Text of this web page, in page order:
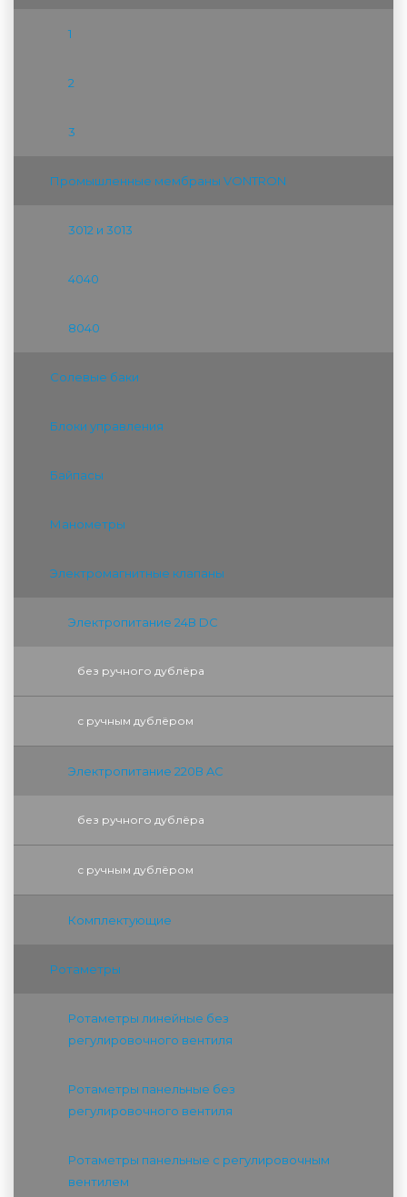
1
2
3
Промышленные мембраны VONTRON
3012 и 3013
4040
8040
Солевые баки
Блоки управления
Байпасы
Манометры
Электромагнитные клапаны
Электропитание 24В DC
без ручного дублёра
с ручным дублёром
Электропитание 220В AC
без ручного дублёра
с ручным дублёром
Комплектующие
Ротаметры
Ротаметры линейные без
регулировочного вентиля
Ротаметры панельные без
регулировочного вентиля
Ротаметры панельные с регулировочным
вентилем